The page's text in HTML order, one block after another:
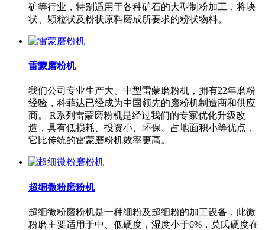
矿等行业，特别适用于各种矿石的大型制粉加工，将块
状、颗粒状及粉状原料磨成所要求的粉状物料。
雷蒙磨粉机
我们公司专业生产大、中型雷蒙磨粉机，拥有22年磨粉
经验，科菲达已经成为中国领先的磨粉机制造商和供应
商。 R系列雷蒙磨粉机是经过我们的专家优化升级改
造，具有低损耗、投资小、环保、占地面积小等优点，
它比传统的雷蒙磨粉机效率更高。
超细微粉磨粉机
超细微粉磨粉机是一种细粉及超细粉的加工设备，此微
粉磨主要适用于中、低硬度，湿度小于6%，莫氏硬度在